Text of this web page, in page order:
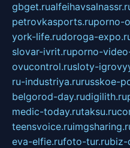
gbget.ru
petrovkasports.ruporno-
york-life.rudoroga-
slovar-ivrit.ruporno-
ovucontrol.rusloty-
ru-industriya.rurusskoe-
belgorod-day.rudigilith.ru
medic-today.rutaksu.ru
teensvoice.ru
eva-elfie.rufoto-tur.rubiz-